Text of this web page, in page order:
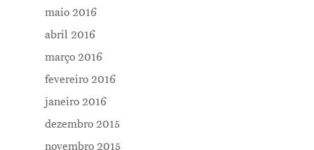
maio 2016
abril 2016
março 2016
fevereiro 2016
janeiro 2016
dezembro 2015
novembro 2015